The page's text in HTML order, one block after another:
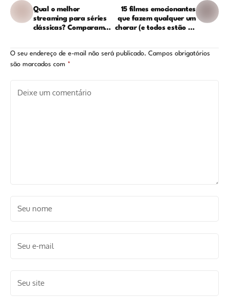
Qual o melhor
streaming para séries
clássicas? Comparamos
15 filmes emocionantes
que fazem qualquer um
chorar (e todos estão no
O seu endereço de e-mail não será publicado. Campos obrigatórios
são marcados com *